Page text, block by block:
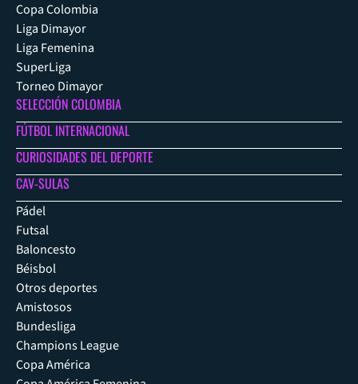
Copa Colombia
Liga Dimayor
Liga Femenina
SuperLiga
Torneo Dimayor
SELECCIÓN COLOMBIA
FÚTBOL INTERNACIONAL
CURIOSIDADES DEL DEPORTE
CAV-SULAS
Pádel
Futsal
Baloncesto
Béisbol
Otros deportes
Amistosos
Bundesliga
Champions League
Copa América